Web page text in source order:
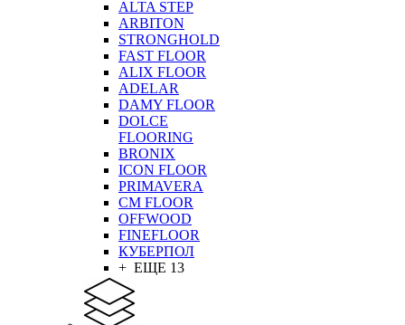
ALTA STEP
ARBITON
STRONGHOLD
FAST FLOOR
ALIX FLOOR
ADELAR
DAMY FLOOR
DOLCE
FLOORING
BRONIX
ICON FLOOR
PRIMAVERA
CM FLOOR
OFFWOOD
FINEFLOOR
КУБЕРПОЛ
+ ЕЩЕ 13